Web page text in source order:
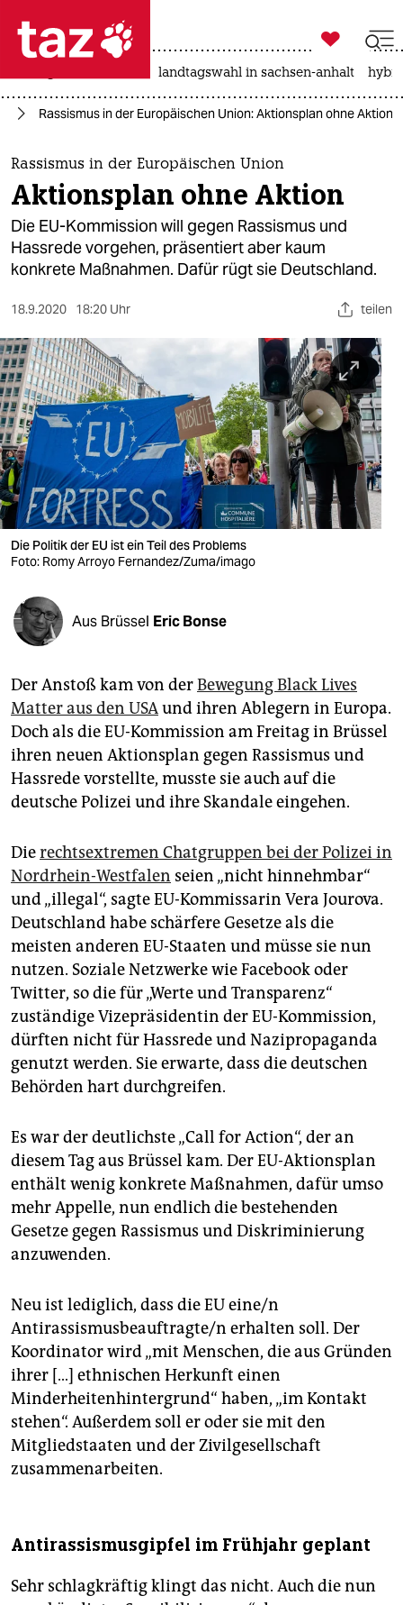
 taz zahl ich
taz zahl ich
themen
politik
öko
sport
berlin
nord
wahrheit
verlag
verlag
veranstaltungen
shop
unterstützen
abo
genossenschaft
epaper login

taz zahl ich
landtagswahl in sachsen-anhalt
Rassismus in der Europäischen Union: Aktionsplan ohne Aktion
Rassismus in der Europäischen Union
Aktionsplan ohne Aktion
Die EU-Kommission will gegen Rassismus und
Hassrede vorgehen, präsentiert aber kaum
konkrete Maßnahmen. Dafür rügt sie Deutschland.
18.9.2020 18:20 Uhr teilen
Die Politik der EU ist ein Teil des Problems
Foto: Romy Arroyo Fernandez/Zuma/imago
Aus Brüssel Eric Bonse
Der Anstoß kam von derBewegung Black Lives
Matter aus den USAund ihren Ablegern in Europa.
Doch als die EU-Kommission am Freitag in Brüssel
ihren neuen Aktionsplan gegen Rassismus und
Hassrede vorstellte, musste sie auch auf die
deutsche Polizei und ihre Skandale eingehen.
Dierechtsextremen Chatgruppen bei der Polizei in
Nordrhein-Westfalen seien „nicht hinnehmbar“
und „illegal“, sagte EU-Kommissarin Vera Jourova.
Deutschland habe schärfere Gesetze als die
meisten anderen EU-Staaten und müsse sie nun
nutzen. Soziale Netzwerke wie Facebook oder
Twitter, so die für „Werte und Transparenz“
zuständige Vizepräsidentin der EU-Kommission,
dürften nicht für Hassrede und Nazipropaganda
genutzt werden. Sie erwarte, dass die deutschen
Behörden hart durchgreifen.
Es war der deutlichste „Call for Action“, der an
diesem Tag aus Brüssel kam. Der EU-Aktionsplan
enthält wenig konkrete Maßnahmen, dafür umso
mehr Appelle, nun endlich die bestehenden
Gesetze gegen Rassismus und Diskriminierung
anzuwenden.
Neu ist lediglich, dass die EU eine/n
Antirassismusbeauftragte/n erhalten soll. Der
Koordinator wird „mit Menschen, die aus Gründen
ihrer […] ethnischen Herkunft einen
Minderheitenhintergrund“ haben, „im Kontakt
stehen“. Außerdem soll er oder sie mit den
Mitgliedstaaten und der Zivilgesellschaft
zusammenarbeiten.
Antirassismusgipfel im Frühjahr geplant
Sehr schlagkräftig klingt das nicht. Auch die nun